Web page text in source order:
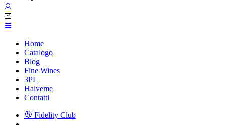
Home
Catalogo
Blog
Fine Wines
3PL
Haiveme
Contatti
Fidelity Club